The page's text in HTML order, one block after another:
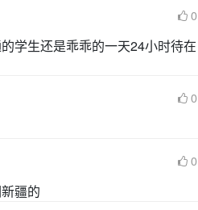
0
学生还是乖乖的一天24小时待在
0
0
疆的